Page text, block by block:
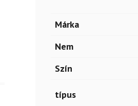
Márka
Nem
Szín
típus